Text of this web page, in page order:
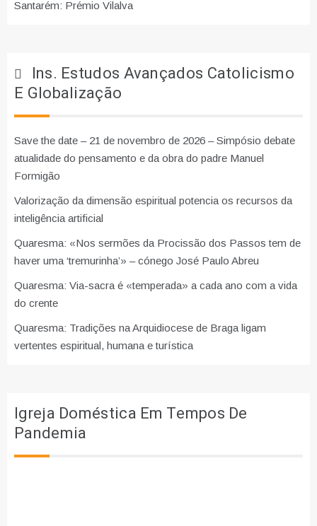
Santarém: Prémio Vilalva
Ins. Estudos Avançados Catolicismo
E Globalização
Save the date – 21 de novembro de 2026 – Simpósio debate
atualidade do pensamento e da obra do padre Manuel
Formigão
Valorização da dimensão espiritual potencia os recursos da
inteligência artificial
Quaresma: «Nos sermões da Procissão dos Passos tem de
haver uma ‘tremurinha’» – cónego José Paulo Abreu
Quaresma: Via-sacra é «temperada» a cada ano com a vida
do crente
Quaresma: Tradições na Arquidiocese de Braga ligam
vertentes espiritual, humana e turística
Igreja Doméstica Em Tempos De
Pandemia